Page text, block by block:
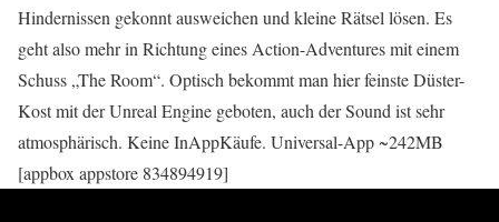
Hindernissen gekonnt ausweichen und kleine Rätsel lösen. Es
geht also mehr in Richtung eines Action-Adventures mit einem
Schuss „The Room“. Optisch bekommt man hier feinste Düster-
Kost mit der Unreal Engine geboten, auch der Sound ist sehr
atmosphärisch. Keine InAppKäufe. Universal-App ~242MB
[appbox appstore 834894919]